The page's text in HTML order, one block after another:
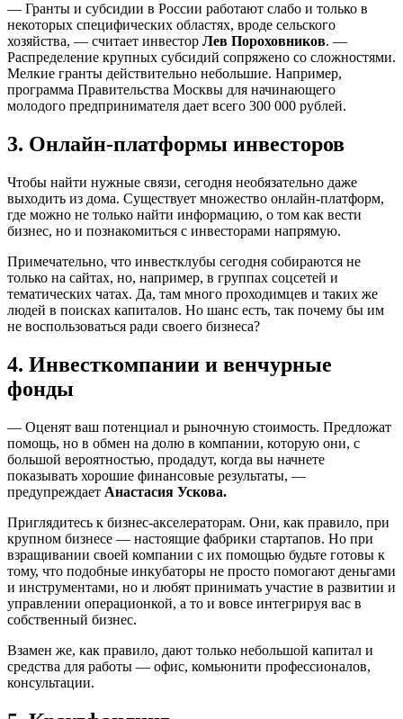
— Гранты и субсидии в России работают слабо и только в
некоторых специфических областях, вроде сельского
хозяйства, — считает инвестор Лев Пороховников. —
Распределение крупных субсидий сопряжено со сложностями.
Мелкие гранты действительно небольшие. Например,
программа Правительства Москвы для начинающего
молодого предпринимателя дает всего 300 000 рублей.
3. Онлайн-платформы инвесторов
Чтобы найти нужные связи, сегодня необязательно даже
выходить из дома. Существует множество онлайн-платформ,
где можно не только найти информацию, о том как вести
бизнес, но и познакомиться с инвесторами напрямую.
Примечательно, что инвестклубы сегодня собираются не
только на сайтах, но, например, в группах соцсетей и
тематических чатах. Да, там много проходимцев и таких же
людей в поисках капиталов. Но шанс есть, так почему бы им
не воспользоваться ради своего бизнеса?
4. Инвесткомпании и венчурные
фонды
— Оценят ваш потенциал и рыночную стоимость. Предложат
помощь, но в обмен на долю в компании, которую они, с
большой вероятностью, продадут, когда вы начнете
показывать хорошие финансовые результаты, —
предупреждает Анастасия Ускова.
Приглядитесь к бизнес-акселераторам. Они, как правило, при
крупном бизнесе — настоящие фабрики стартапов. Но при
взращивании своей компании с их помощью будьте готовы к
тому, что подобные инкубаторы не просто помогают деньгами
и инструментами, но и любят принимать участие в развитии и
управлении операционкой, а то и вовсе интегрируя вас в
собственный бизнес.
Взамен же, как правило, дают только небольшой капитал и
средства для работы — офис, комьюнити профессионалов,
консультации.